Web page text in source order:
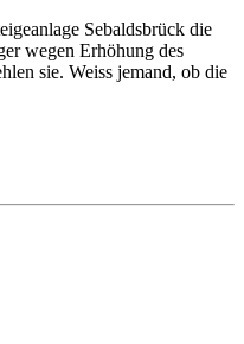
Sebaldsbrück die
wegen Erhöhung des
sie. Weiss jemand, ob die